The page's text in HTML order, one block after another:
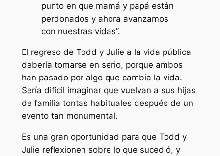
punto en que mamá y papá están
perdonados y ahora avanzamos
con nuestras vidas”.
El regreso de Todd y Julie a la vida pública
debería tomarse en serio, porque ambos
han pasado por algo que cambia la vida.
Sería difícil imaginar que vuelvan a sus hijas
de familia tontas habituales después de un
evento tan monumental.
Es una gran oportunidad para que Todd y
Julie reflexionen sobre lo que sucedió, y